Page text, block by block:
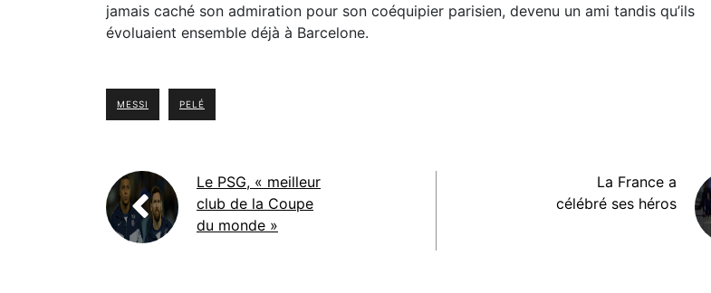
jamais caché son admiration pour son coéquipier parisien, devenu un ami tandis qu’ils
évoluaient ensemble déjà à Barcelone.
MESSI PELÉ
Le PSG, « meilleur
club de la Coupe
du monde »
La France a
célébré ses héros